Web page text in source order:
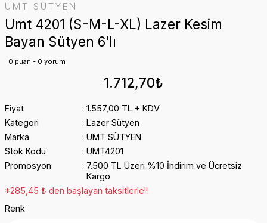
UMT SÜTYEN
Umt 4201 (S-M-L-XL) Lazer Kesim
Bayan Sütyen 6'lı
0 puan - 0 yorum
1.712,70₺
Fiyat
1.557,00 TL + KDV
Kategori
Lazer Sütyen
Marka
UMT SÜTYEN
Stok Kodu
UMT4201
Promosyon
7.500 TL Üzeri %10 İndirim ve Ücretsiz
Kargo
*285,45 ₺ den başlayan taksitlerle!!
Renk